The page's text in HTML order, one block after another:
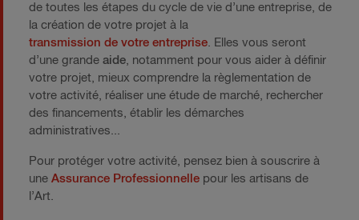
de toutes les étapes du cycle de vie d’une entreprise, de
la création de votre projet à la
transmission de votre entreprise . Elles vous seront
d’une grande aide , notamment pour vous aider à définir
votre projet, mieux comprendre la règlementation de
votre activité, réaliser une étude de marché, rechercher
des financements, établir les démarches
administratives...
Pour protéger votre activité, pensez bien à souscrire à
une Assurance Professionnelle pour les artisans de
l’Art.